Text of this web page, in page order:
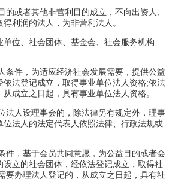
的或者其他非营利目的成立，不向出资人、
利润的法人，为非营利法人。
单位、社会团体、基金会、社会服务机构
条件，为适应经济社会发展需要，提供公益
依法登记成立，取得事业单位法人资格;依法
成立之日起，具有事业单位法人资格。
法人设理事会的，除法律另有规定外，理事
法人的法定代表人依照法律、行政法规或
件，基于会员共同意愿，为公益目的或者会
设立的社会团体，经依法登记成立，取得社
要办理法人登记的，从成立之日起，具有社